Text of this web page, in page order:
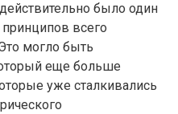
было один
всего
могло быть
еще больше
уже сталкивались